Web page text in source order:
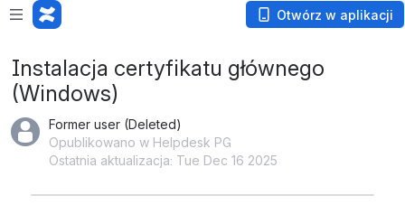
Otwórz w aplikacji
Instalacja certyfikatu głównego
(Windows)
Former user (Deleted)
Opublikowano w Helpdesk PG
Ostatnia aktualizacja: Tue Dec 16 2025